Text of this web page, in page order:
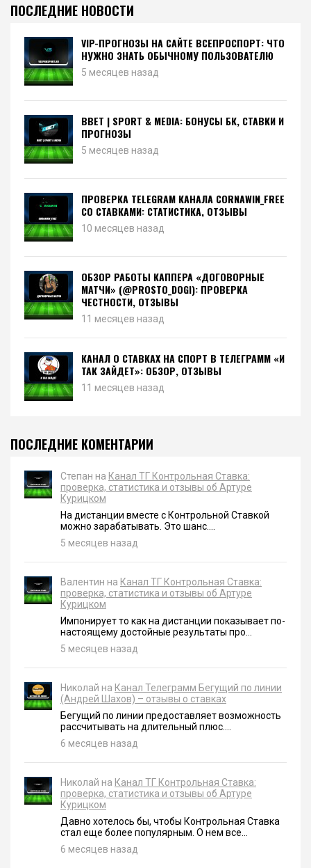
ПОСЛЕДНИЕ НОВОСТИ
VIP-ПРОГНОЗЫ НА САЙТЕ ВСЕПРОСПОРТ: ЧТО
НУЖНО ЗНАТЬ ОБЫЧНОМУ ПОЛЬЗОВАТЕЛЮ
5 месяцев назад
BBET | SPORT & MEDIA: БОНУСЫ БК, СТАВКИ И
ПРОГНОЗЫ
5 месяцев назад
ПРОВЕРКА TELEGRAM КАНАЛА CORNAWIN_FREE
СО СТАВКАМИ: СТАТИСТИКА, ОТЗЫВЫ
10 месяцев назад
ОБЗОР РАБОТЫ КАППЕРА «ДОГОВОРНЫЕ
МАТЧИ» (@PROSTO_DOGI): ПРОВЕРКА
ЧЕСТНОСТИ, ОТЗЫВЫ
11 месяцев назад
КАНАЛ О СТАВКАХ НА СПОРТ В ТЕЛЕГРАММ «И
ТАК ЗАЙДЕТ»: ОБЗОР, ОТЗЫВЫ
11 месяцев назад
ПОСЛЕДНИЕ КОМЕНТАРИИ
Степан на Канал ТГ Контрольная Ставка:
проверка, статистика и отзывы об Артуре
Курицком
На дистанции вместе с Контрольной Ставкой
можно зарабатывать. Это шанс....
5 месяцев назад
Валентин на Канал ТГ Контрольная Ставка:
проверка, статистика и отзывы об Артуре
Курицком
Импонирует то как на дистанции показывает по-
настоящему достойные результаты про...
5 месяцев назад
Николай на Канал Телеграмм Бегущий по линии
(Андрей Шахов) – отзывы о ставках
Бегущий по линии предоставляет возможность
рассчитывать на длительный плюс....
6 месяцев назад
Николай на Канал ТГ Контрольная Ставка:
проверка, статистика и отзывы об Артуре
Курицком
Давно хотелось бы, чтобы Контрольная Ставка
стал еще более популярным. О нем все...
6 месяцев назад